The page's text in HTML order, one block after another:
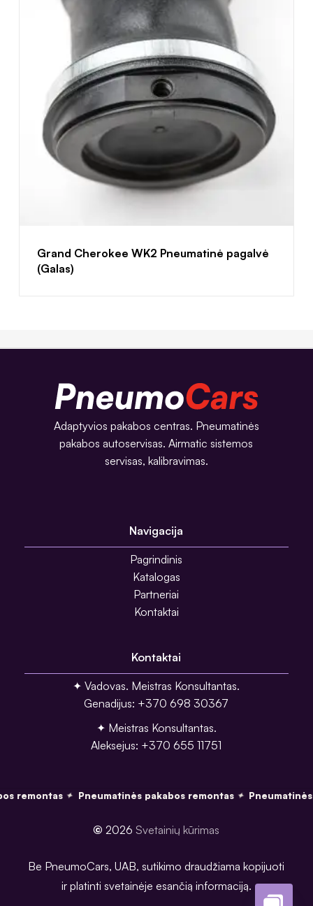
Grand Cherokee WK2 Pneumatinė pagalvė
(Galas)
Adaptyvios pakabos centras. Pneumatinės
pakabos autoservisas. Airmatic sistemos
servisas, kalibravimas.
Navigacija
Pagrindinis
Katalogas
Partneriai
Kontaktai
Kontaktai
✦ Vadovas. Meistras Konsultantas.
Genadijus: +370 698 30367
✦ Meistras Konsultantas.
Aleksejus: +370 655 11751
remontas ✦ Pneumatinės pakabos remontas ✦ Pneumatinės
©2026 Svetainių kūrimas
Be PneumoCars, UAB, sutikimo draudžiama kopijuoti
ir platinti svetainėje esančią informaciją.